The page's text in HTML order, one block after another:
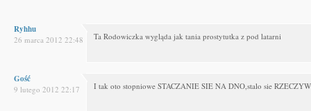
Ryhhu
26 marca 2012 22:48 Ta Rodowiczka wygląda jak tania prostytutka z pod latarni
Gość
9 lutego 2012 22:17 I tak oto stopniowe STACZANIE SIE NA DNO,stalo sie